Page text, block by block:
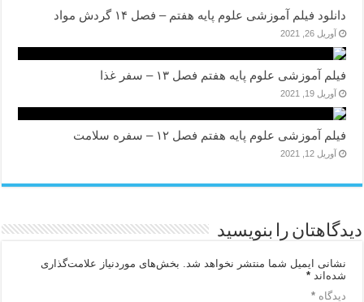
دانلود فیلم آموزشی علوم پایه هفتم – فصل ۱۴ گردش مواد
آوریل 26, 2021
فیلم آموزشی علوم پایه هفتم فصل ۱۳ – سفر غذا
آوریل 19, 2021
فیلم آموزشی علوم پایه هفتم فصل ۱۲ – سفره سلامت
آوریل 12, 2021
دیدگاهتان را بنویسید
نشانی ایمیل شما منتشر نخواهد شد.
بخش‌های موردنیاز علامت‌گذاری
شده‌اند*
دیدگاه*